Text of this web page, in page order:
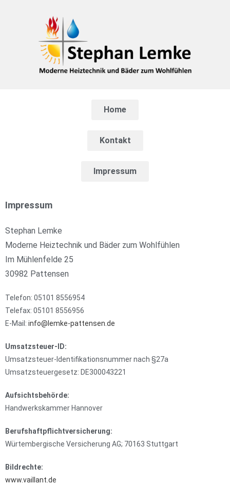
Home
Kontakt
Impressum
Impressum
Stephan Lemke
Moderne Heiztechnik und Bäder zum Wohlfühlen
Im Mühlenfelde 25
30982 Pattensen
Telefon: 05101 8556954
Telefax: 05101 8556956
E-Mail: info@lemke-pattensen.de
Umsatzsteuer-ID:
Umsatzsteuer-Identifikationsnummer nach §27a
Umsatzsteuergesetz: DE300043221
Aufsichtsbehörde:
Handwerkskammer Hannover
Berufshaftpflichtversicherung:
Würtembergische Versicherung AG; 70163 Stuttgart
Bildrechte:
www.vaillant.de